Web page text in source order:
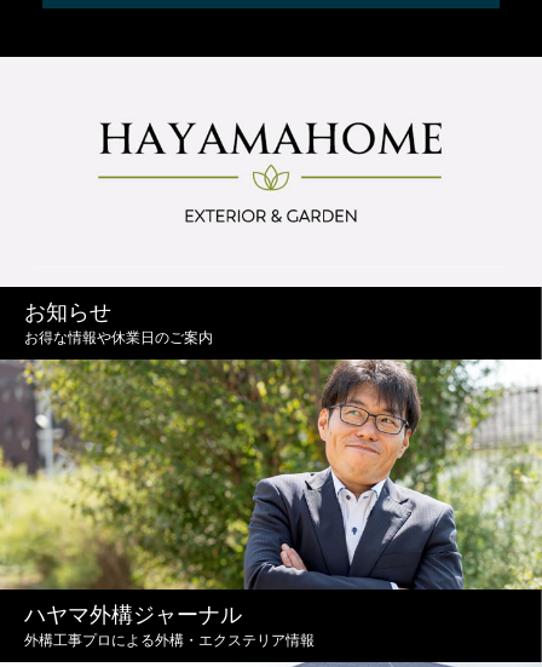
お知らせ
お得な情報や休業日のご案内
ハヤマ外構ジャーナル
外構工事プロによる外構・エクステリア情報